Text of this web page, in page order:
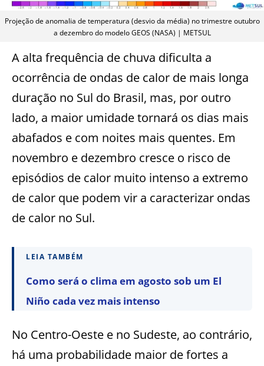
Projeção de anomalia de temperatura (desvio da média) no trimestre outubro
a dezembro do modelo GEOS (NASA) | METSUL
A alta frequência de chuva dificulta a
ocorrência de ondas de calor de mais longa
duração no Sul do Brasil, mas, por outro
lado, a maior umidade tornará os dias mais
abafados e com noites mais quentes. Em
novembro e dezembro cresce o risco de
episódios de calor muito intenso a extremo
de calor que podem vir a caracterizar ondas
de calor no Sul.
LEIA TAMBÉM
Como será o clima em agosto sob um El
Niño cada vez mais intenso
No Centro-Oeste e no Sudeste, ao contrário,
há uma probabilidade maior de fortes a